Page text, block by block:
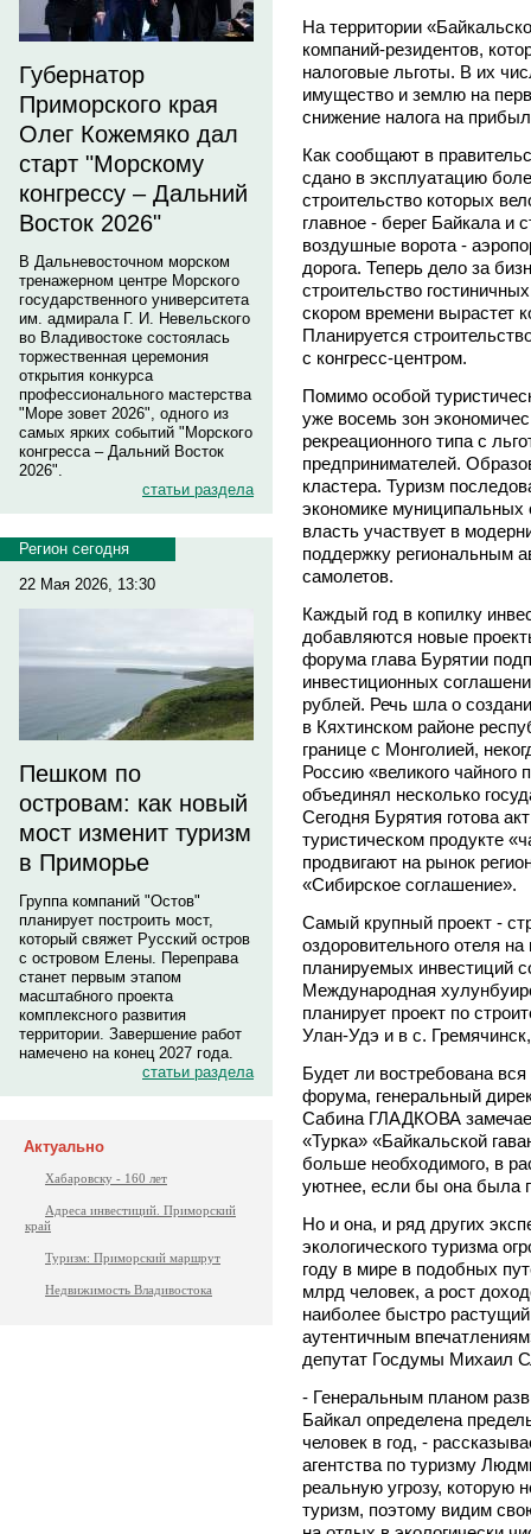
Губернатор
Приморского края
Олег Кожемяко дал
старт "Морскому
конгрессу – Дальний
Восток 2026"
В Дальневосточном морском
тренажерном центре Морского
государственного университета
им. адмирала Г. И. Невельского
во Владивостоке состоялась
торжественная церемония
открытия конкурса
профессионального мастерства
"Море зовет 2026", одного из
самых ярких событий "Морского
конгресса – Дальний Восток
2026".
статьи раздела
Регион сегодня
22 Мая 2026, 13:30
Пешком по
островам: как новый
мост изменит туризм
в Приморье
Группа компаний "Остов"
планирует построить мост,
который свяжет Русский остров
с островом Елены. Переправа
станет первым этапом
масштабного проекта
комплексного развития
территории. Завершение работ
намечено на конец 2027 года.
статьи раздела
Актуально
Хабаровску - 160 лет
Адреса инвестиций. Приморский
край
Туризм: Приморский маршрут
Недвижимость Владивостока
На территории
компаний-резидентов,
налоговые льготы. В их
имущество и землю на
снижение налога на
Как сообщают в
сдано в эксплуатацию
строительство которых
главное - берег Байкала и
воздушные ворота -
дорога. Теперь дело за
строительство
скором времени вырастет
Планируется
с конгресс-центром.
Помимо особой
уже восемь зон
рекреационного типа с
предпринимателей.
кластера. Туризм
экономике муниципальных
власть участвует в
поддержку региональным
самолетов.
Каждый год в копилку
добавляются новые
форума глава Бурятии
инвестиционных
рублей. Речь шла о
в Кяхтинском районе
границе с Монголией,
Россию «великого чайного
объединял несколько
Сегодня Бурятия готова
туристическом продукте
продвигают на рынок
«Сибирское соглашение».
Самый крупный проект -
оздоровительного отеля
планируемых инвестиций
Международная
планирует проект по
Улан-Удэ и в с.
Будет ли востребована
форума, генеральный
Сабина ГЛАДКОВА
«Турка» «Байкальской
больше необходимого, в
уютнее, если бы она была
Но и она, и ряд других
экологического туризма
году в мире в подобных
млрд человек, а рост
наиболее быстро
аутентичным
депутат Госдумы
- Генеральным планом
Байкал определена
человек в год, -
агентства по туризму
реальную угрозу, которую
туризм, поэтому видим